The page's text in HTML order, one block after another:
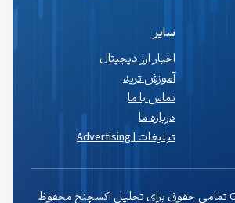
سایر
اخبار ارز دیجیتال
آموزش ترید
تماس با ما
درباره ما
تبلیغات | Advertising
Copyright © 2025 تمامی حقوق برای تحلیل اکسچنج محفوظ